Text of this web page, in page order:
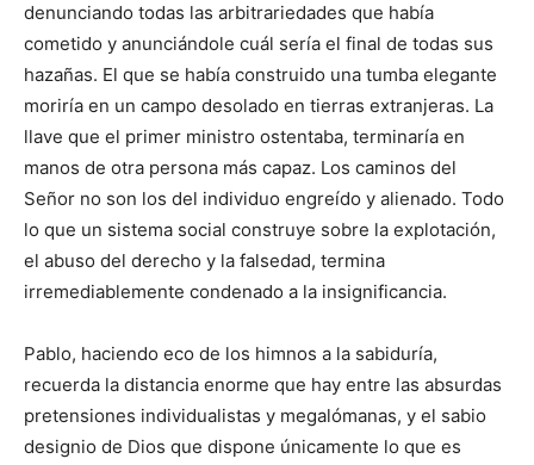
denunciando todas las arbitrariedades que había
cometido y anunciándole cuál sería el final de todas sus
hazañas. El que se había construido una tumba elegante
moriría en un campo desolado en tierras extranjeras. La
llave que el primer ministro ostentaba, terminaría en
manos de otra persona más capaz. Los caminos del
Señor no son los del individuo engreído y alienado. Todo
lo que un sistema social construye sobre la explotación,
el abuso del derecho y la falsedad, termina
irremediablemente condenado a la insignificancia.
Pablo, haciendo eco de los himnos a la sabiduría,
recuerda la distancia enorme que hay entre las absurdas
pretensiones individualistas y megalómanas, y el sabio
designio de Dios que dispone únicamente lo que es